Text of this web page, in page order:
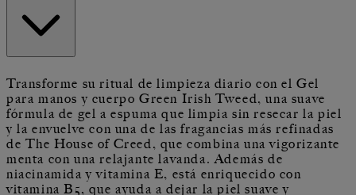
Transforme su ritual de limpieza diario con el Gel
para manos y cuerpo Green Irish Tweed, una suave
fórmula de gel a espuma que limpia sin resecar la piel
y la envuelve con una de las fragancias más refinadas
de The House of Creed, que combina una vigorizante
menta con una relajante lavanda. Además de
niacinamida y vitamina E, está enriquecido con
vitamina B5, que ayuda a dejar la piel suave y